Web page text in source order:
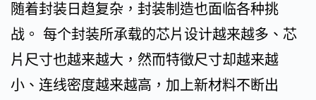
随着封装日趋复杂，封装制造也面临各种挑
战。 每个封装所承载的芯片设计越来越多、芯
片尺寸也越来越大，然而特徵尺寸却越来越
小、连线密度越来越高，加上新材料不断出